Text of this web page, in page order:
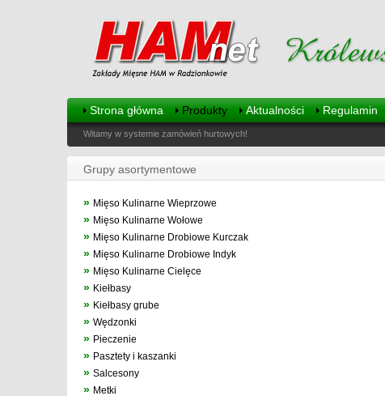
Strona główna Produkty Aktualności Regulamin
Witamy w systemie zamówień hurtowych!
Grupy asortymentowe
» Mięso Kulinarne Wieprzowe
» Mięso Kulinarne Wołowe
» Mięso Kulinarne Drobiowe Kurczak
» Mięso Kulinarne Drobiowe Indyk
» Mięso Kulinarne Cielęce
» Kiełbasy
» Kiełbasy grube
» Wędzonki
» Pieczenie
» Pasztety i kaszanki
» Salcesony
» Metki